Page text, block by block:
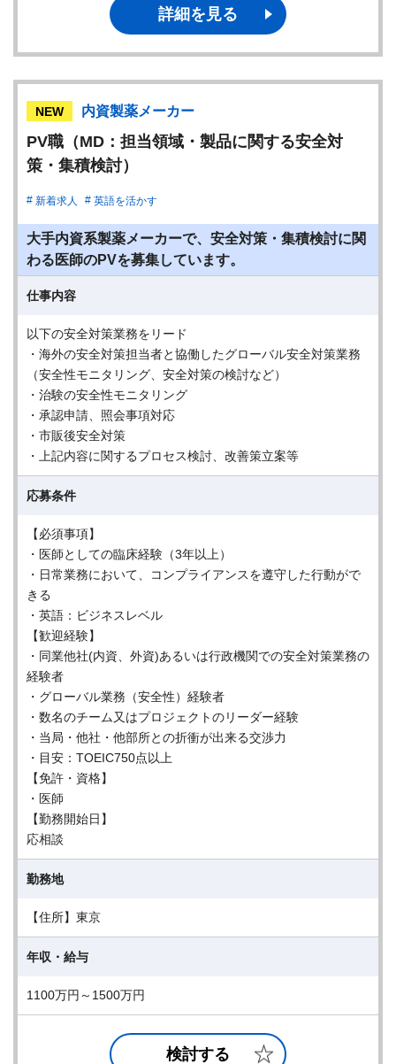
詳細を見る
NEW 内資製薬メーカー
PV職（MD：担当領域・製品に関する安全対
策・集積検討）
新着求人 英語を活かす
大手内資系製薬メーカーで、安全対策・集積検討に関
わる医師のPVを募集しています。
仕事内容
以下の安全対策業務をリード
・海外の安全対策担当者と協働したグローバル安全対策業務
（安全性モニタリング、安全対策の検討など）
・治験の安全性モニタリング
・承認申請、照会事項対応
・市販後安全対策
・上記内容に関するプロセス検討、改善策立案等
応募条件
【必須事項】
・医師としての臨床経験（3年以上）
・日常業務において、コンプライアンスを遵守した行動がで
きる
・英語：ビジネスレベル
【歓迎経験】
・同業他社(内資、外資)あるいは行政機関での安全対策業務の
経験者
・グローバル業務（安全性）経験者
・数名のチーム又はプロジェクトのリーダー経験
・当局・他社・他部所との折衝が出来る交渉力
・目安：TOEIC750点以上
【免許・資格】
・医師
【勤務開始日】
応相談
勤務地
【住所】東京
年収・給与
1100万円～1500万円
検討する